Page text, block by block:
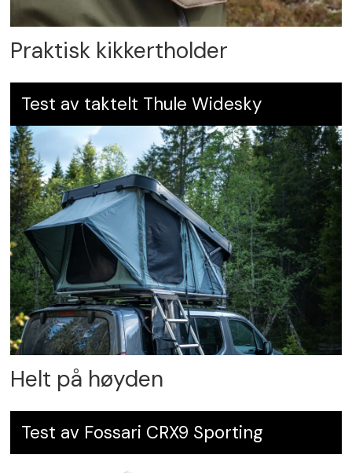
Praktisk kikkertholder
Test av taktelt Thule Widesky
Helt på høyden
Test av Fossari CRX9 Sporting